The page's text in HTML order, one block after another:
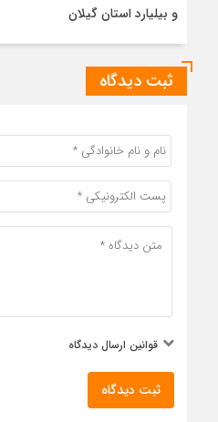
و بیلیارد استان گیلان
ثبت دیدگاه
قوانین ارسال دیدگاه
ثبت دیدگاه